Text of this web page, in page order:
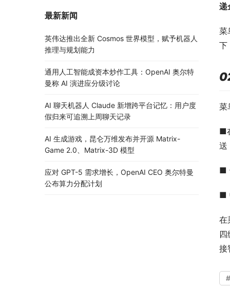
递
菜
下
菜
■
送
■
■
在
接
最新新闻
英伟达推出全新 Cosmos 世界模型，赋予机器人
推理与规划能力
通用人工智能成资本炒作工具：OpenAI 奥尔特
曼称 AI 演进应分级讨论
AI 聊天机器人 Claude 新增跨平台记忆：用户度
假归来可追溯上周聊天记录
AI 生成游戏，昆仑万维发布并开源 Matrix-
Game 2.0、Matrix-3D 模型
应对 GPT-5 需求增长，OpenAI CEO 奥尔特曼
公布算力分配计划